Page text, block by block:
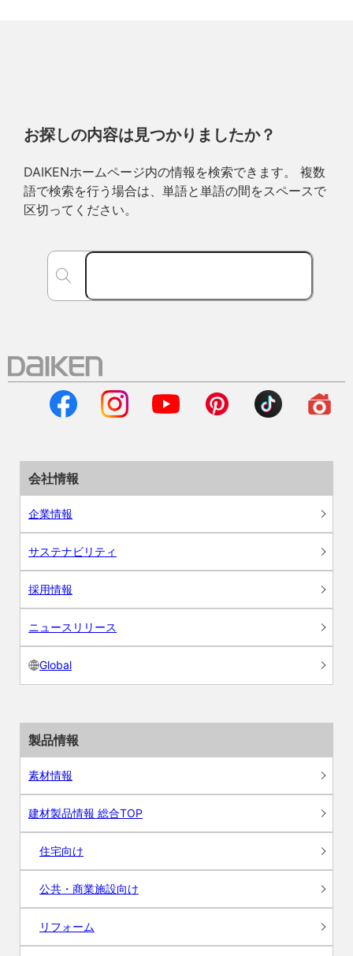
お探しの内容は見つかりましたか？
DAIKENホームページ内の情報を検索できます。 複数
語で検索を行う場合は、単語と単語の間をスペースで
区切ってください。
会社情報
企業情報
サステナビリティ
採用情報
ニュースリリース
Global
製品情報
素材情報
建材製品情報 総合TOP
住宅向け
公共・商業施設向け
リフォーム